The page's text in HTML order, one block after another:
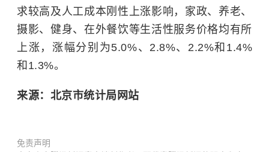
求较高及人工成本刚性上涨影响，家政、养老、
摄影、健身、在外餐饮等生活性服务价格均有所
上涨，涨幅分别为5.0%、2.8%、2.2%和1.4%
和1.3%。
来源：北京市统计局网站
免责声明